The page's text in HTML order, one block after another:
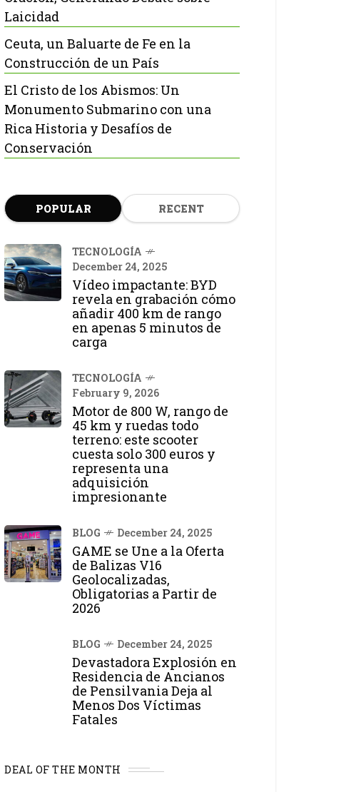
Laicidad
Ceuta, un Baluarte de Fe en la
Construcción de un País
El Cristo de los Abismos: Un
Monumento Submarino con una
Rica Historia y Desafíos de
Conservación
POPULAR RECENT
TECNOLOGÍA
December 24, 2025
Vídeo impactante: BYD
revela en grabación cómo
añadir 400 km de rango
en apenas 5 minutos de
carga
TECNOLOGÍA
February 9, 2026
Motor de 800 W, rango de
45 km y ruedas todo
terreno: este scooter
cuesta solo 300 euros y
representa una
adquisición
impresionante
BLOG December 24, 2025
GAME se Une a la Oferta
de Balizas V16
Geolocalizadas,
Obligatorias a Partir de
2026
BLOG December 24, 2025
Devastadora Explosión en
Residencia de Ancianos
de Pensilvania Deja al
Menos Dos Víctimas
Fatales
DEAL OF THE MONTH